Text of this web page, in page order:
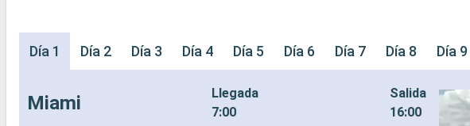
Día 1 Día 2 Día 3 Día 4 Día 5 Día 6 Día 7 Día 8 Día 9
Miami
Llegada
7:00
Salida
16:00